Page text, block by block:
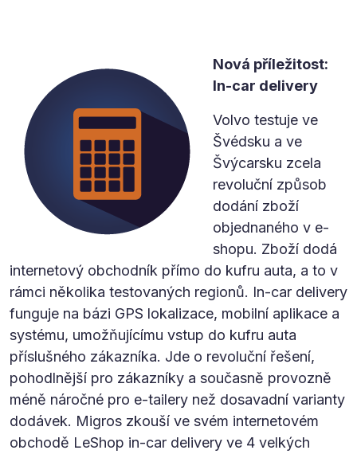
Nová příležitost:
In-car delivery
Volvo testuje ve
Švédsku a ve
Švýcarsku zcela
revoluční způsob
dodání zboží
objednaného v e-
shopu. Zboží dodá
internetový obchodník přímo do kufru auta, a to v
rámci několika testovaných regionů. In-car delivery
funguje na bázi GPS lokalizace, mobilní aplikace a
systému, umožňujícímu vstup do kufru auta
příslušného zákazníka. Jde o revoluční řešení,
pohodlnější pro zákazníky a současně provozně
méně náročné pro e-tailery než dosavadní varianty
dodávek. Migros zkouší ve svém internetovém
obchodě LeShop in-car delivery ve 4 velkých